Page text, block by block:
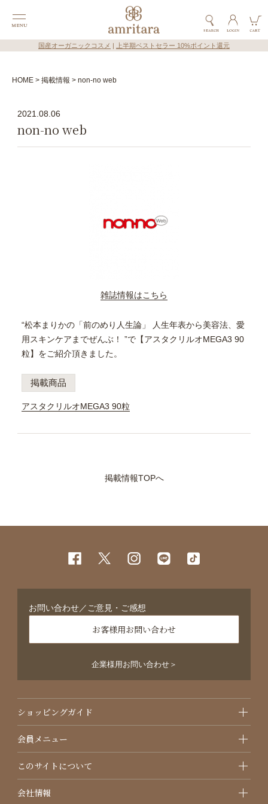
国産オーガニックコスメ 上半期ベストセラー 10%ポイント還元
HOME 掲載情報 non-no web
2021.08.06
non-no web
雑誌情報はこちら
“松本まりかの「前のめり人生論」 人生年表から美容法、愛
用スキンケアまでぜんぶ！ ”で【アスタクリルオMEGA3 90
粒】をご紹介頂きました。
掲載商品
アスタクリルオMEGA3 90粒
掲載情報TOPへ
お問い合わせ／ご意見・ご感想
お客様用お問い合わせ
企業様用お問い合わせ＞
ショッピングガイド
会員メニュー
このサイトについて
会社情報